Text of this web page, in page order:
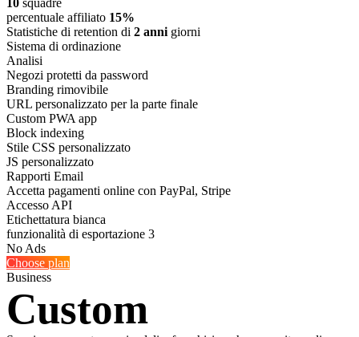
percentuale affiliato 15%
Statistiche di retention di 2 anni giorni
Sistema di ordinazione
Analisi
Negozi protetti da password
Branding rimovibile
URL personalizzato per la parte finale
Custom PWA app
Block indexing
Stile CSS personalizzato
JS personalizzato
Rapporti Email
Accetta pagamenti online con PayPal, Stripe
Accesso API
Etichettatura bianca
funzionalità di esportazione 3
No Ads
Choose plan
Business
Custom